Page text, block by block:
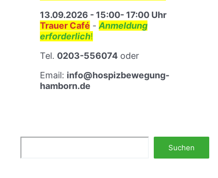
ä
u
m
s
f
f
13.09.2026 - 15:00- 17:00 Uhr
Trauer Café - Anmeldung
erforderlich!
Tel. 0203-556074 oder
Email: info@hospizbewegung-
hamborn.de
Suchen